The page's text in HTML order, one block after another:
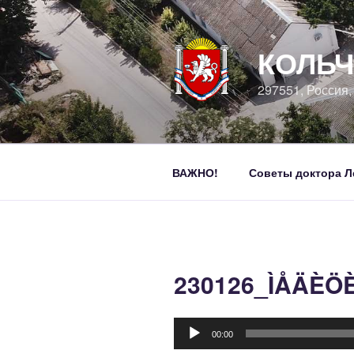
Перейти
содержимому
297551,
ВАЖНО! Советы доктора
Аудиоплеер
00:00